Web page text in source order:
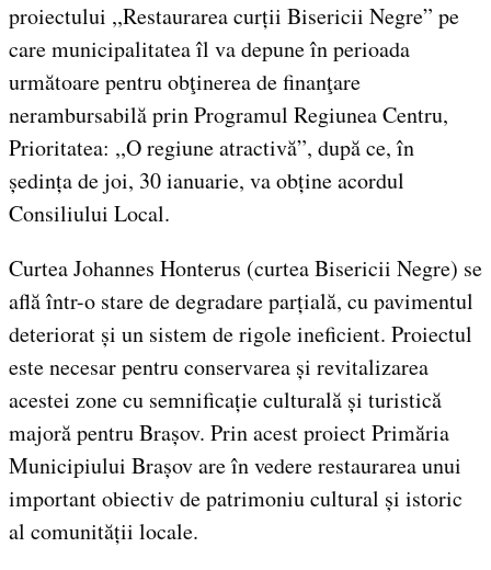
proiectului ,,Restaurarea curții Bisericii Negre” pe
care municipalitatea îl va depune în perioada
următoare pentru obţinerea de finanţare
nerambursabilă prin Programul Regiunea Centru,
Prioritatea: ,,O regiune atractivă”, după ce, în
ședința de joi, 30 ianuarie, va obține acordul
Consiliului Local.
Curtea Johannes Honterus (curtea Bisericii Negre) se
află într-o stare de degradare parțială, cu pavimentul
deteriorat și un sistem de rigole ineficient. Proiectul
este necesar pentru conservarea și revitalizarea
acestei zone cu semnificație culturală și turistică
majoră pentru Brașov. Prin acest proiect Primăria
Municipiului Brașov are în vedere restaurarea unui
important obiectiv de patrimoniu cultural și istoric
al comunității locale.